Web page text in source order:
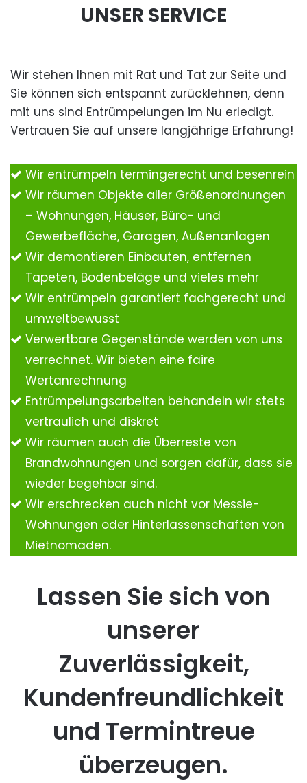
UNSER SERVICE
Wir stehen Ihnen mit Rat und Tat zur Seite und
Sie können sich entspannt zurücklehnen, denn
mit uns sind Entrümpelungen im Nu erledigt.
Vertrauen Sie auf unsere langjährige Erfahrung!
Wir entrümpeln termingerecht und besenrein
Wir räumen Objekte aller Größenordnungen
– Wohnungen, Häuser, Büro- und
Gewerbefläche, Garagen, Außenanlagen
Wir demontieren Einbauten, entfernen
Tapeten, Bodenbeläge und vieles mehr
Wir entrümpeln garantiert fachgerecht und
umweltbewusst
Verwertbare Gegenstände werden von uns
verrechnet. Wir bieten eine faire
Wertanrechnung
Entrümpelungsarbeiten behandeln wir stets
vertraulich und diskret
Wir räumen auch die Überreste von
Brandwohnungen und sorgen dafür, dass sie
wieder begehbar sind.
Wir erschrecken auch nicht vor Messie-
Wohnungen oder Hinterlassenschaften von
Mietnomaden.
Lassen Sie sich von
unserer
Zuverlässigkeit,
Kundenfreundlichkeit
und Termintreue
überzeugen.